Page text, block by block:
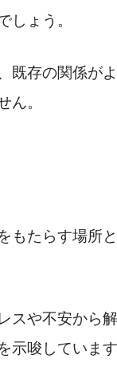
しょう。
既存の関係が
ん。
もたらす場所
スや不安から
示唆しています